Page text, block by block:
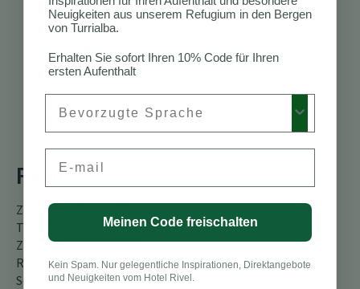
für günstigere
Hotelpreise zu
besuchen?
Die
Nebensaison von Mai
besten Preise für
Hotels in Turrialba.
Fazit
Zusammenfassend ist
Turrialba ein fantastisches
Ziel für preisbewusste
Reisende, die die
Schönheit der
Neuigkeiten aus unserem Refugium in den Bergen
von Turrialba.
Erhalten Sie sofort Ihren 10% Code für Ihren
ersten Aufenthalt
Meinen Code freischalten
Kein Spam. Nur gelegentliche Inspirationen, Direktangebote
und Neuigkeiten vom Hotel Rivel.